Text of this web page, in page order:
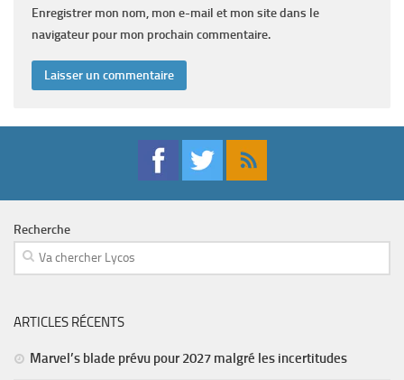
Enregistrer mon nom, mon e-mail et mon site dans le
navigateur pour mon prochain commentaire.
Recherche
ARTICLES RÉCENTS
Marvel’s blade prévu pour 2027 malgré les incertitudes